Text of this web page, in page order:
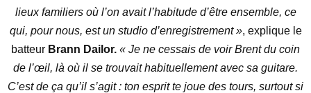
lieux familiers où l’on avait l’habitude d’être ensemble, ce
qui, pour nous, est un studio d’enregistrement », explique le
batteur Brann Dailor. « Je ne cessais de voir Brent du coin
de l’œil, là où il se trouvait habituellement avec sa guitare.
C’est de ça qu’il s’agit : ton esprit te joue des tours, surtout si